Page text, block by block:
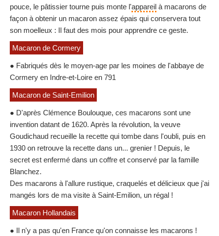
pouce, le pâtissier tourne puis monte l'appareil à macarons de
façon à obtenir un macaron assez épais qui conservera tout
son moelleux : Il faut des mois pour apprendre ce geste.
Macaron de Cormery
● Fabriqués dès le moyen-age par les moines de l'abbaye de
Cormery en Indre-et-Loire en 791
Macaron de Saint-Emilion
● D'après Clémence Boulouque, ces macarons sont une
invention datant de 1620. Après la révolution, la veuve
Goudichaud recueille la recette qui tombe dans l'oubli, puis en
1930 on retrouve la recette dans un... grenier ! Depuis, le
secret est enfermé dans un coffre et conservé par la famille
Blanchez.
Des macarons à l'allure rustique, craquelés et délicieux que j'ai
mangés lors de ma visite à Saint-Emilion, un régal !
Macaron Hollandais
● Il n'y a pas qu'en France qu'on connaisse les macarons !